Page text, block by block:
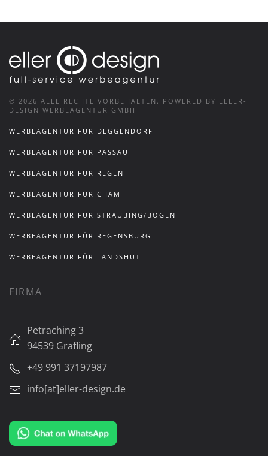
© 2026 ALLE RECHTE VORBEHALTEN. POWERED BY ELLER-
DESIGN WERBEAGENTUR GMBH
WERBEAGENTUR FÜR DEGGENDORF
WERBEAGENTUR FÜR PASSAU
WERBEAGENTUR FÜR REGEN
WERBEAGENTUR FÜR CHAM
WERBEAGENTUR FÜR STRAUBING/BOGEN
WERBEAGENTUR FÜR REGENSBURG
WERBEAGENTUR FÜR LANDSHUT
FIRMA
Petraching 3
94539 Grafling
+49 991 37197987
info[at]eller-design.de